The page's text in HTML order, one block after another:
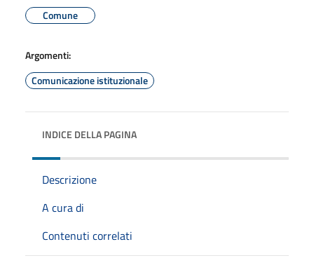
Comune
Argomenti:
Comunicazione istituzionale
INDICE DELLA PAGINA
Descrizione
A cura di
Contenuti correlati